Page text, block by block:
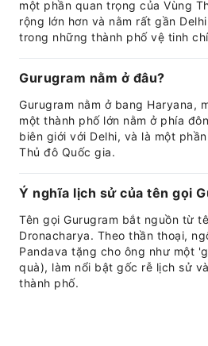
một phần quan trọng của Vùng
rộng lớn hơn và nằm rất gần
trong những thành phố vệ tinh
Gurugram nằm ở đâu?
Gurugram nằm ở bang Haryana,
một thành phố lớn nằm ở phía
biên giới với Delhi, và là một
Thủ đô Quốc gia.
Ý nghĩa lịch sử của tên gọi
Tên gọi Gurugram bắt nguồn từ
Dronacharya. Theo thần thoại,
Pandava tặng cho ông như một
quà), làm nổi bật gốc rễ lịch sử
thành phố.